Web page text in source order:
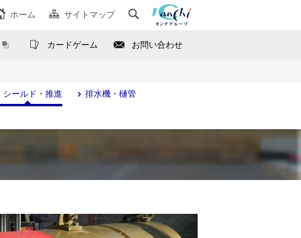
ホーム サイトマップ
カードゲーム お問い合わせ
シールド・推進 排水機・樋管